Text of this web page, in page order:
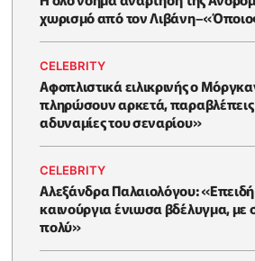
χωρισμό από τον
CELEBRITY
Αφοπλιστικά ειλικρινής ο
πληρώσουν αρκετά, παραβλέπεις
αδυναμίες του σεναρίου»
CELEBRITY
Αλεξάνδρα Παλαιολόγου:
καινούργια ένιωσα βδέλυγμα,
πολύ»